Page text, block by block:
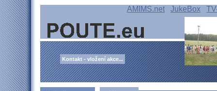
AMIMS.net JukeBox
Kontakt - vložení akce...